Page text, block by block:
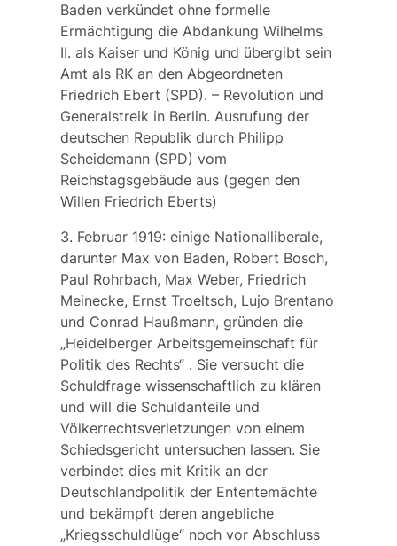
Baden verkündet ohne formelle
Ermächtigung die Abdankung Wilhelms
II. als Kaiser und König und übergibt sein
Amt als RK an den Abgeordneten
Friedrich Ebert (SPD). – Revolution und
Generalstreik in Berlin. Ausrufung der
deutschen Republik durch Philipp
Scheidemann (SPD) vom
Reichstagsgebäude aus (gegen den
Willen Friedrich Eberts)
3. Februar 1919: einige Nationalliberale,
darunter Max von Baden, Robert Bosch,
Paul Rohrbach, Max Weber, Friedrich
Meinecke, Ernst Troeltsch, Lujo Brentano
und Conrad Haußmann, gründen die
„Heidelberger Arbeitsgemeinschaft für
Politik des Rechts“ . Sie versucht die
Schuldfrage wissenschaftlich zu klären
und will die Schuldanteile und
Völkerrechtsverletzungen von einem
Schiedsgericht untersuchen lassen. Sie
verbindet dies mit Kritik an der
Deutschlandpolitik der Ententemächte
und bekämpft deren angebliche
„Kriegsschuldlüge“ noch vor Abschluss